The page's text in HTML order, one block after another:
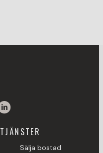
TJÄNSTER
Sälja bostad